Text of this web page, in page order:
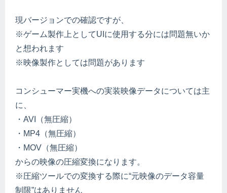
現バージョンでの確認ですが、
※ゲーム製作上としてUIに使用する分には問題無いか
と想われます
※映像製作としては問題があります
コンシューマー実機への実装映像データについては主
に、
・AVI（無圧縮）
・MP4（無圧縮）
・MOV（無圧縮）
からの映像の圧縮変換になります。
※圧縮ツールでの変換する際に“元映像のデータ容量
制限”はありません